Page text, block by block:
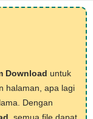
Download untuk
halaman, apa lagi
Dengan